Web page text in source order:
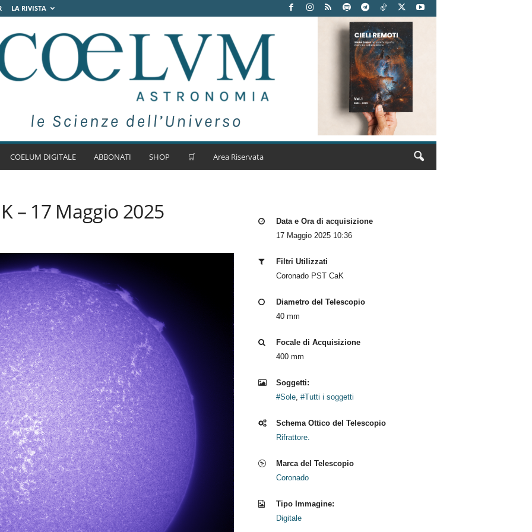
LA RIVISTA
COELUM DIGITALE ABBONATI SHOP 🛒 Area Riservata
– 17 Maggio 2025
Data e Ora di acquisizione
17 Maggio 2025 10:36
Filtri Utilizzati
Coronado PST CaK
Diametro del Telescopio
40 mm
Focale di Acquisizione
400 mm
Soggetti:
#Sole, #Tutti i soggetti
Schema Ottico del Telescopio
Rifrattore.
Marca del Telescopio
Coronado
Tipo Immagine:
Digitale